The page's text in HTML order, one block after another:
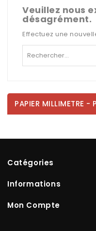
Veuillez nous
désagrément.
Effectuez une
PAPIER MILLIMETRE -
Catégories
Informations
Mon Compte